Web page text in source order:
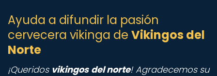
Ayuda a difundir la pasión
cervecera vikinga de Vikingos del
Norte
¡Queridos vikingos del norte! Agradecemos su